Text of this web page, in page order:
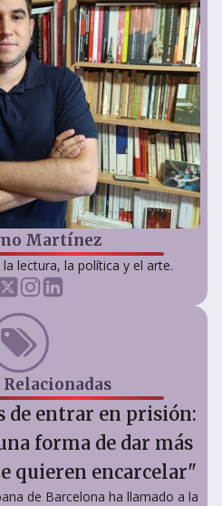
Martínez
lectura, la política y el arte.
de entrar en prisión:
forma de dar más
quieren encarcelar"
de Barcelona ha llamado a la